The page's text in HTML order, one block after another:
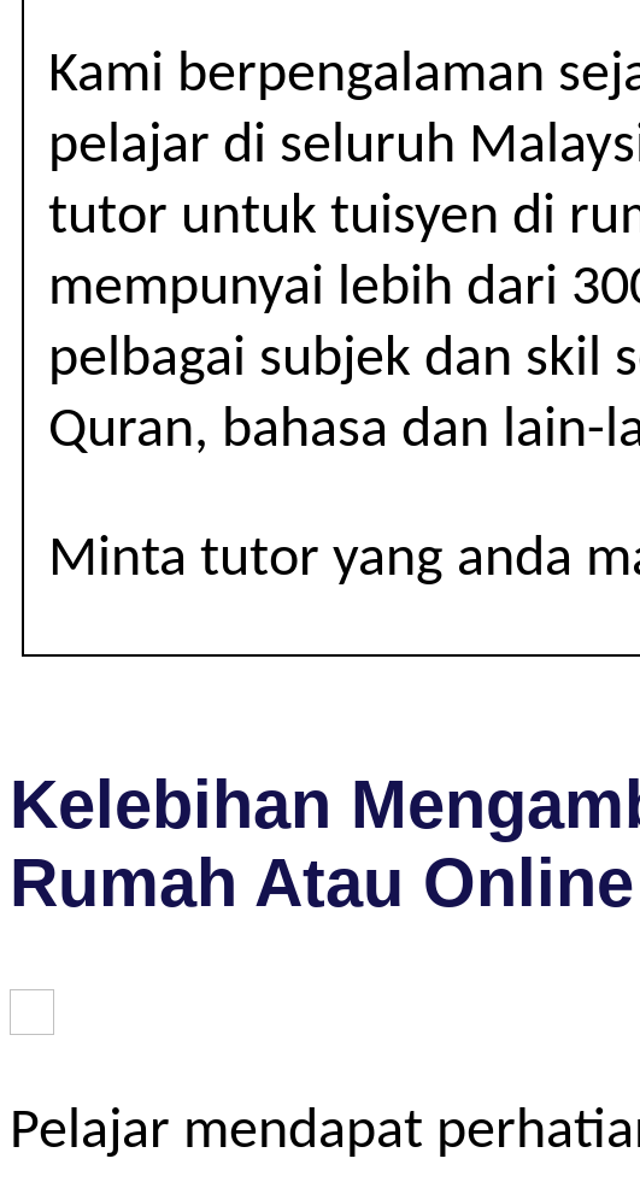
TINGKATAN
4-
5
(SPM)
Kami berpengalaman
pelajar di seluruh
tutor untuk tuisyen di
mempunyai lebih dari
pelbagai subjek dan skil
Quran, bahasa dan lain-
Minta tutor yang anda
Kelebihan
Rumah Atau Online
Pelajar mendapat